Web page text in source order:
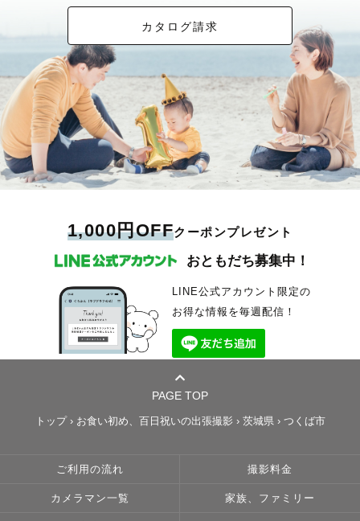
カタログ請求
1,000円OFFクーポンプレゼント
おともだち募集中！
LINE公式アカウント限定の
お得な情報を毎週配信！
PAGE TOP
トップ› お食い初め、百日祝いの出張撮影 › 茨城県› つくば市
ご利用の流れ 撮影料金
カメラマン一覧 家族、ファミリー